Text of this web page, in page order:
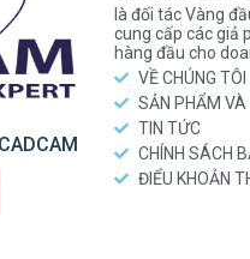
là đối tác Vàng
cung cấp các giả
hàng đầu cho
VỀ CHÚNG TÔI
SẢN PHẨM VÀ
TIN TỨC
CHÍNH SÁCH
ĐIỂU KHOẢN